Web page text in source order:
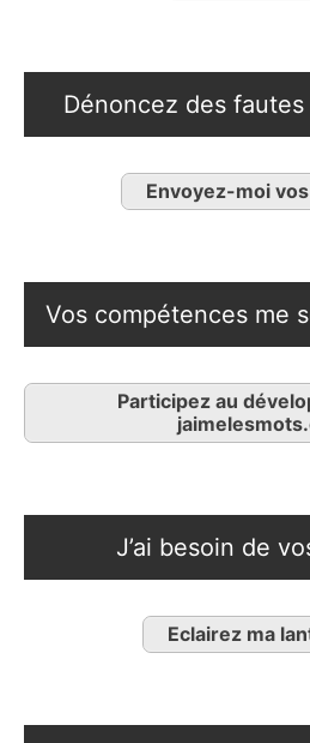
Dénoncez des
Envoyez-moi
Vos compétences me
Participez au
J’ai besoin de
Eclairez ma